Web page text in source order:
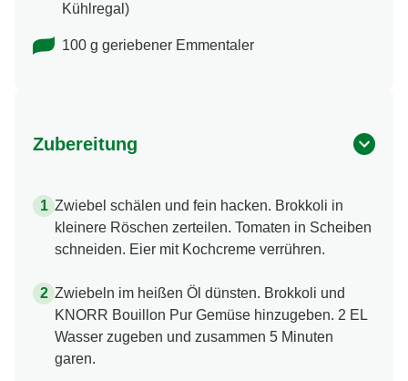
Kühlregal)
100 g geriebener Emmentaler
Zubereitung
Zwiebel schälen und fein hacken. Brokkoli in
kleinere Röschen zerteilen. Tomaten in Scheiben
schneiden. Eier mit Kochcreme verrühren.
Zwiebeln im heißen Öl dünsten. Brokkoli und
KNORR Bouillon Pur Gemüse hinzugeben. 2 EL
Wasser zugeben und zusammen 5 Minuten
garen.